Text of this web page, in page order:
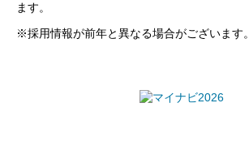
ます。
※採用情報が前年と異なる場合がございます。